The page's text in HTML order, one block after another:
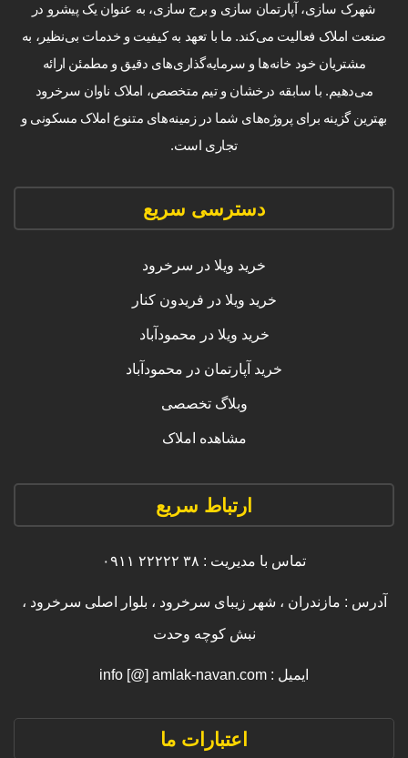
شهرک سازی، آپارتمان سازی و برج سازی، به عنوان یک پیشرو در
صنعت املاک فعالیت می‌کند. ما با تعهد به کیفیت و خدمات بی‌نظیر، به
مشتریان خود خانه‌ها و سرمایه‌گذاری‌های دقیق و مطمئن ارائه
می‌دهیم. با سابقه درخشان و تیم متخصص، املاک ناوان سرخرود
بهترین گزینه برای پروژه‌های شما در زمینه‌های متنوع املاک مسکونی و
تجاری است.
دسترسی سریع
خرید ویلا در سرخرود
خرید ویلا در فریدون کنار
خرید ویلا در محمودآباد
خرید آپارتمان در محمودآباد
وبلاگ تخصصی
مشاهده املاک
ارتباط سریع
تماس با مدیریت : ۳۸ ۲۲۲۲۲ ۰۹۱۱
آدرس : مازندران ، شهر زیبای سرخرود ، بلوار اصلی سرخرود ،
نبش کوچه وحدت
ایمیل : info [@] amlak-navan.com
اعتبارات ما